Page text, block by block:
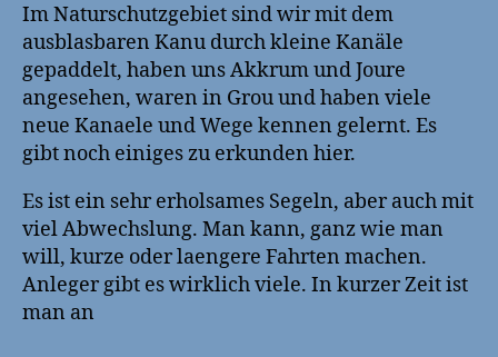
Im Naturschutzgebiet sind wir mit dem
ausblasbaren Kanu durch kleine Kanäle
gepaddelt, haben uns Akkrum und Joure
angesehen, waren in Grou und haben viele
neue Kanaele und Wege kennen gelernt. Es
gibt noch einiges zu erkunden hier.
Es ist ein sehr erholsames Segeln, aber auch mit
viel Abwechslung. Man kann, ganz wie man
will, kurze oder laengere Fahrten machen.
Anleger gibt es wirklich viele. In kurzer Zeit ist
man an